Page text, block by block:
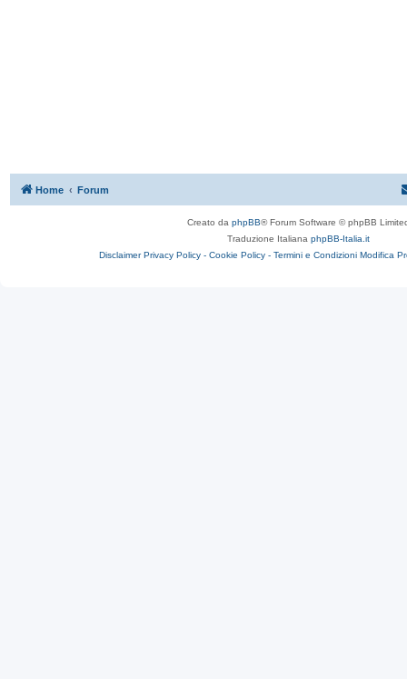
Home Forum
Creato da phpBB® Forum Software © phpBB
Traduzione Italiana phpBB-Italia.it
Disclaimer Privacy Policy - Cookie Policy - Termini e Condizioni Modifica